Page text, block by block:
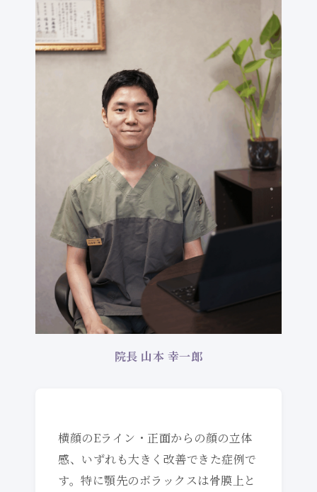
院長 山本 幸一郎
横顔のEライン・正面からの顔の立体
感、いずれも大きく改善できた症例で
す。特に顎先のボラックスは骨膜上と